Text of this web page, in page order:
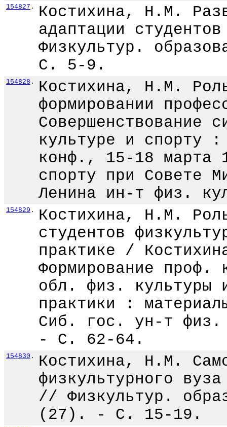
154827 .
Костихина, Н.М.
адаптации
Физкультур.
С. 5-9.
154828 .
Костихина, Н.М.
формировании
Совершенствование
культуре и спорту
конф., 15-18 марта
спорту при Совете
Ленина ин-т физ.
154829 .
Костихина, Н.М.
студентов
практике /
Формирование проф.
обл. физ. культуры
практики :
Сиб. гос. ун-т физ.
- С. 62-64.
154830 .
Костихина, Н.М.
физкультурного
// Физкультур.
(27). - С. 15-19.